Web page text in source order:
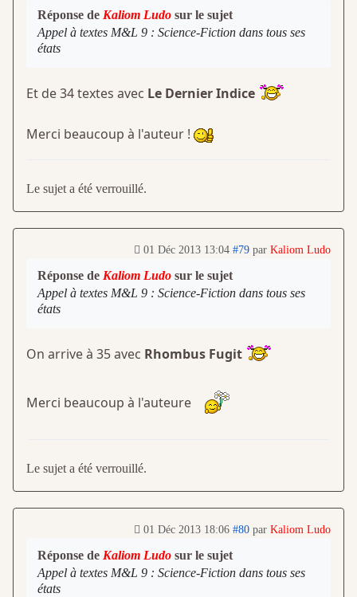
Réponse de Kaliom Ludo sur le sujet
Appel à textes M&L 9 : Science-Fiction dans tous ses
états
Et de 34 textes avec Le Dernier Indice
Merci beaucoup à l'auteur !
Le sujet a été verrouillé.
01 Déc 2013 13:04 #79 par Kaliom Ludo
Réponse de Kaliom Ludo sur le sujet
Appel à textes M&L 9 : Science-Fiction dans tous ses
états
On arrive à 35 avec Rhombus Fugit
Merci beaucoup à l'auteure
Le sujet a été verrouillé.
01 Déc 2013 18:06 #80 par Kaliom Ludo
Réponse de Kaliom Ludo sur le sujet
Appel à textes M&L 9 : Science-Fiction dans tous ses
états